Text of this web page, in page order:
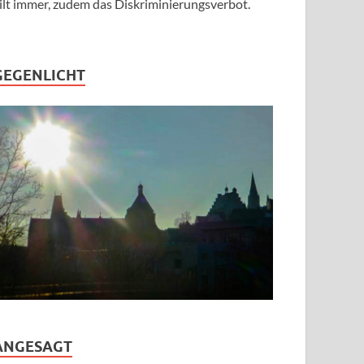
immer, zudem das Diskriminierungsverbot.